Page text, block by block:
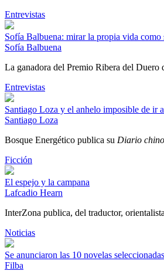
Entrevistas
Sofía Balbuena: mirar la propia vida como
Sofía Balbuena
La ganadora del Premio Ribera del Duero
Entrevistas
Santiago Loza y el anhelo imposible de ir
Santiago Loza
Bosque Energético publica su Diario chino
Ficción
El espejo y la campana
Lafcadio Hearn
InterZona publica, del traductor,
Noticias
Se anunciaron las 10 novelas
Filba